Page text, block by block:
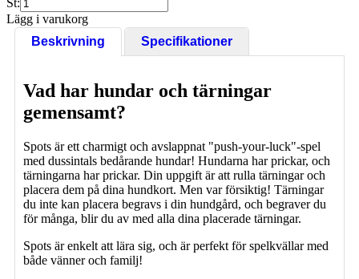
Lägg i varukorg
Beskrivning
Specifikationer
Vad har hundar och tärningar
gemensamt?
Spots är ett charmigt och avslappnat "push-your-luck"-spel
med dussintals bedårande hundar! Hundarna har prickar, och
tärningarna har prickar. Din uppgift är att rulla tärningar och
placera dem på dina hundkort. Men var försiktig! Tärningar
du inte kan placera begravs i din hundgård, och begraver du
för många, blir du av med alla dina placerade tärningar.
Spots är enkelt att lära sig, och är perfekt för spelkvällar med
både vänner och familj!